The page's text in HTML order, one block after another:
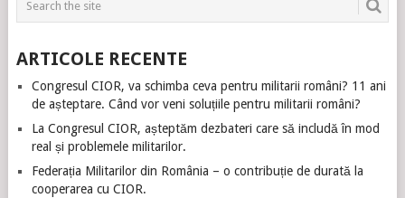
ARTICOLE RECENTE
Congresul CIOR, va schimba ceva pentru militarii români? 11 ani
de așteptare. Când vor veni soluțiile pentru militarii români?
La Congresul CIOR, așteptăm dezbateri care să includă în mod
real și problemele militarilor.
Federația Militarilor din România – o contribuție de durată la
cooperarea cu CIOR.